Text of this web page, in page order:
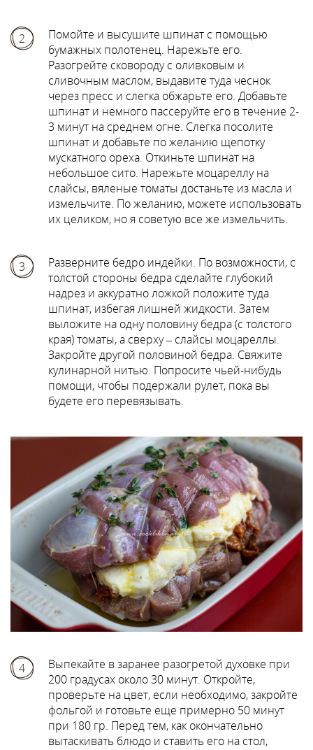
2
Помойте и высушите шпинат с помощью
бумажных полотенец. Нарежьте его.
Разогрейте сковороду с оливковым и
сливочным маслом, выдавите туда чеснок
через пресс и слегка обжарьте его. Добавьте
шпинат и немного пассеруйте его в течение 2-
3 минут на среднем огне. Слегка посолите
шпинат и добавьте по желанию щепотку
мускатного ореха. Откиньте шпинат на
небольшое сито. Нарежьте моцареллу на
слайсы, вяленые томаты достаньте из масла и
измельчите. По желанию, можете использовать
их целиком, но я советую все же измельчить.
3
Разверните бедро индейки. По возможности, с
толстой стороны бедра сделайте глубокий
надрез и аккуратно ложкой положите туда
шпинат, избегая лишней жидкости. Затем
выложите на одну половину бедра (с толстого
края) томаты, а сверху – слайсы моцареллы.
Закройте другой половиной бедра. Свяжите
кулинарной нитью. Попросите чьей-нибудь
помощи, чтобы подержали рулет, пока вы
будете его перевязывать.
4
Выпекайте в заранее разогретой духовке при
200 градусах около 30 минут. Откройте,
проверьте на цвет, если необходимо, закройте
фольгой и готовьте еще примерно 50 минут
при 180 гр. Перед тем, как окончательно
вытаскивать блюдо и ставить его на стол,